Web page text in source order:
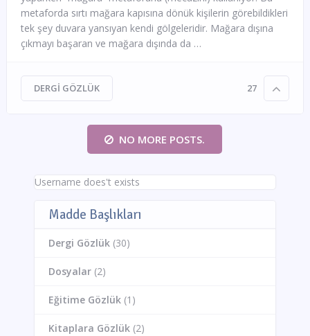
metaforda sırtı mağara kapısına dönük kişilerin görebildikleri
tek şey duvara yansıyan kendi gölgeleridir. Mağara dışına
çıkmayı başaran ve mağara dışında da …
DERGI GÖZLÜK 27
NO MORE POSTS.
Username does't exists
Madde Başlıkları
Dergi Gözlük(30)
Dosyalar(2)
Eğitime Gözlük(1)
Kitaplara Gözlük(2)